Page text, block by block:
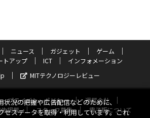
ニュース ガジェット
ゲーム
トアップ ICT
インフォメーション
MITテクノロジーレビュー
プライバシーポリシー
運営会社
掲載 スタッフ募集 電子版について
状況の把握や広告配信などのために、
セスデータを取得・利用しています。これ